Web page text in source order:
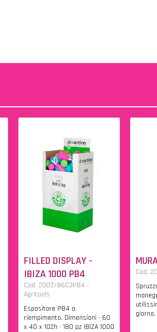
FILLED DISPLAY -
IBIZA 1000 PB4
Cod. 2002/86C3PB4 -
Agritools
Espositore PB4 a
riempimento. Dimensioni • 60
x 40 x 102h • 180 pz IBIZA 1000
Cod.
giorno.